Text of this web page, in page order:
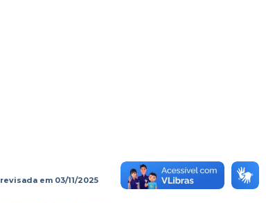
revisada em 03/11/2025